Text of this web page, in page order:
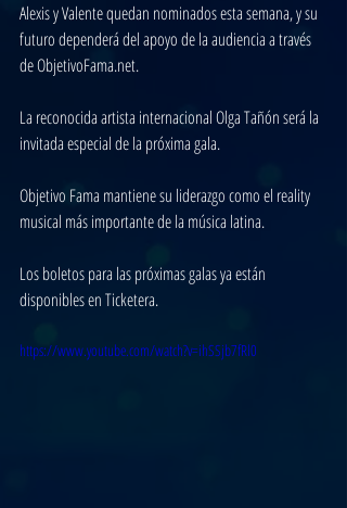
Alexis y Valente quedan nominados esta semana, y su
futuro dependerá del apoyo de la audiencia a través
de ObjetivoFama.net.
La reconocida artista internacional Olga Tañón será la
invitada especial de la próxima gala.
Objetivo Fama mantiene su liderazgo como el reality
musical más importante de la música latina.
Los boletos para las próximas galas ya están
disponibles en Ticketera.
https://www.youtube.com/watch?v=ihSSjb7fRl0